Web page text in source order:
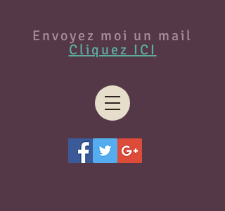
Envoyez moi un mail
Cliquez ICI